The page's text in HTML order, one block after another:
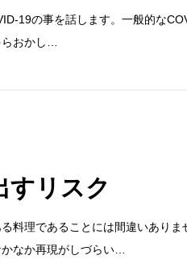
19の事を話します。一般的な
おかし…
すリスク
料理であることには間違いありま
なか再現がしづらい…